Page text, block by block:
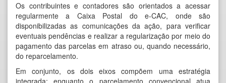
Os contribuintes e contadores são orientados a acessar
regularmente a Caixa Postal do e-CAC, onde são
disponibilizadas as comunicações da ação, para verificar
eventuais pendências e realizar a regularização por meio do
pagamento das parcelas em atraso ou, quando necessário,
do reparcelamento.
Em conjunto, os dois eixos compõem uma estratégia
integrada: enquanto o parcelamento convencional atua